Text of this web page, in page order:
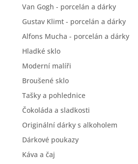
Van Gogh - porcelán a dárky
Gustav Klimt - porcelán a dárky
Alfons Mucha - porcelán a dárky
Hladké sklo
Moderní malíři
Broušené sklo
Tašky a pohlednice
Čokoláda a sladkosti
Originální dárky s alkoholem
Dárkové poukazy
Káva a čaj